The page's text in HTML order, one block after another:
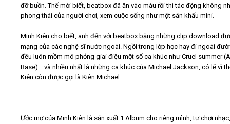
đỡ buồn. Thế mới biết, beatbox đã ăn vào máu rồi thì tác động không
phong thái của người chơi, xem cuộc sống như một sân khấu mini.
Minh Kiên cho biết, anh đến với beatbox bằng những clip download
mạng của các nghệ sĩ nước ngoài. Ngồi trong lớp học hay đi ngoài
đều luôn mồm mô phỏng giai điệu một số ca khúc như Cruel summer
Base)... và nhiều nhất là những ca khúc của Michael Jackson, có lẽ vì
Kiên còn được gọi là Kiên Michael.
Ước mơ của Minh Kiên là sản xuất 1 Album cho riêng mình, tự chơi